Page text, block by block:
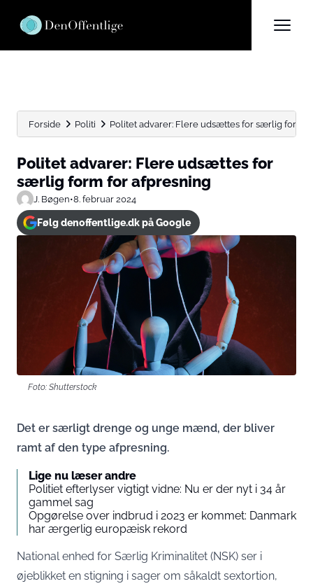
Forside Politi Politet advarer: Flere udsættes for særlig form
Politet advarer: Flere udsættes for
særlig form for afpresning
J. Bøgen•8. februar 2024
Følg denoffentlige.dk på Google
Foto: Shutterstock
Det er særligt drenge og unge mænd, der bliver
ramt af den type afpresning.
Lige nu læser andre
Politiet efterlyser vigtigt vidne: Nu er der nyt i 34 år
gammel sag
Opgørelse over indbrud i 2023 er kommet: Danmark
har ærgerlig europæisk rekord
National enhed for Særlig Kriminalitet (NSK) ser i
øjeblikket en stigning i sager om såkaldt sextortion,